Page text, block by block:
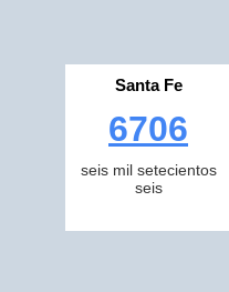
Santa Fe
6706
seis mil setecientos
seis